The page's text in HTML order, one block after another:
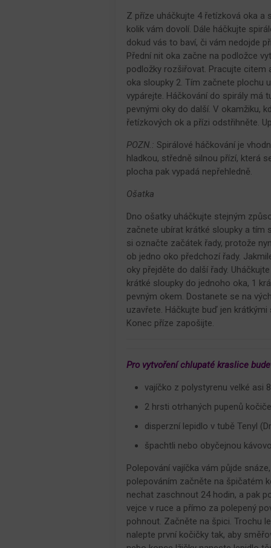
Z příze uháčkujte 4 řetízková oka a
kolik vám dovolí. Dále háčkujte
dokud vás to baví, či vám nedojde
Přední nit oka začne na podložce
podložky rozšiřovat. Pracujte citem
oka sloupky 2. Tím začnete plochu
vypárejte. Háčkování do spirály má
pevnými oky do další. V okamžiku,
řetízkových ok a přízi odstřihněte.
POZN.:Spirálové háčkování je
hladkou, středně silnou přízí, která
plocha pak vypadá nepřehledně.
Ošatka
Dno ošatky uháčkujte stejným
začnete ubírat krátké sloupky a tím
si označte začátek řady, protože
ob jedno oko předchozí řady.
oky přejděte do další řady.
krátké sloupky do jednoho oka, 1
pevným okem. Dostanete se na
uzavřete. Háčkujte buď jen
Konec příze zapošijte.
Pro vytvoření chlupaté kraslice
vajíčko z polystyrenu velké asi
2 hrsti otrhaných pupenů
disperzní lepidlo v tubě Tenyl
špachtli nebo obyčejnou
Polepování vajíčka vám půjde
polepováním začněte na špičatém
nechat zaschnout 24 hodin, a pak
vejce v ruce a přímo za polepený
pohnout. Začněte na špici. Trochu
nalepte první kočičky tak, aby